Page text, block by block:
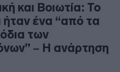
και Βοιωτία: Το
ήταν ένα “από τα
των
– Η ανάρτηση